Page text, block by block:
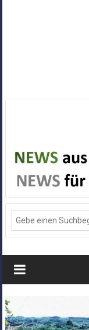
Alle
News
aus
Deiner
Stadt
Monheim